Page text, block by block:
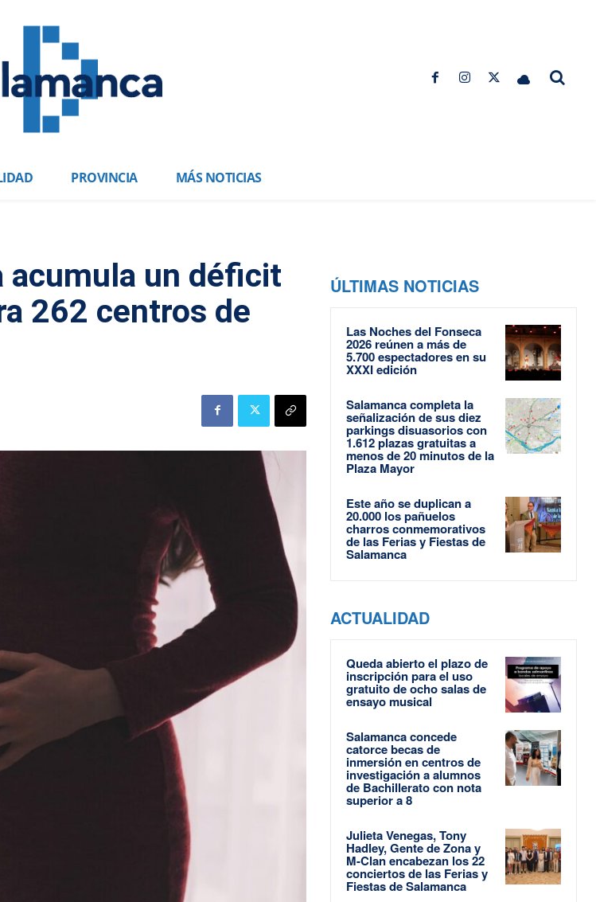
PROVINCIA MÁS NOTICIAS
acumula un déficit
262 centros de
ÚLTIMAS NOTICIAS
Las Noches del Fonseca
2026 reúnen a más de
5.700 espectadores en su
XXXI edición
Salamanca completa la
señalización de sus diez
parkings disuasorios con
1.612 plazas gratuitas a
menos de 20 minutos de la
Plaza Mayor
Este año se duplican a
20.000 los pañuelos
charros conmemorativos
de las Ferias y Fiestas de
Salamanca
ACTUALIDAD
Queda abierto el plazo de
inscripción para el uso
gratuito de ocho salas de
ensayo musical
Salamanca concede
catorce becas de
inmersión en centros de
investigación a alumnos
de Bachillerato con nota
superior a 8
Julieta Venegas, Tony
Hadley, Gente de Zona y
M-Clan encabezan los 22
conciertos de las Ferias y
Fiestas de Salamanca